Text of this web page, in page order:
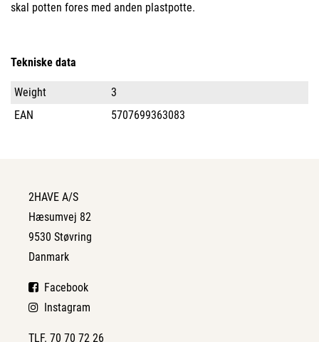
skal potten fores med anden plastpotte.
Tekniske data
Weight
3
EAN
5707699363083
2HAVE A/S
Hæsumvej 82
9530 Støvring
Danmark
Facebook
Instagram
TLF. 70 70 72 26